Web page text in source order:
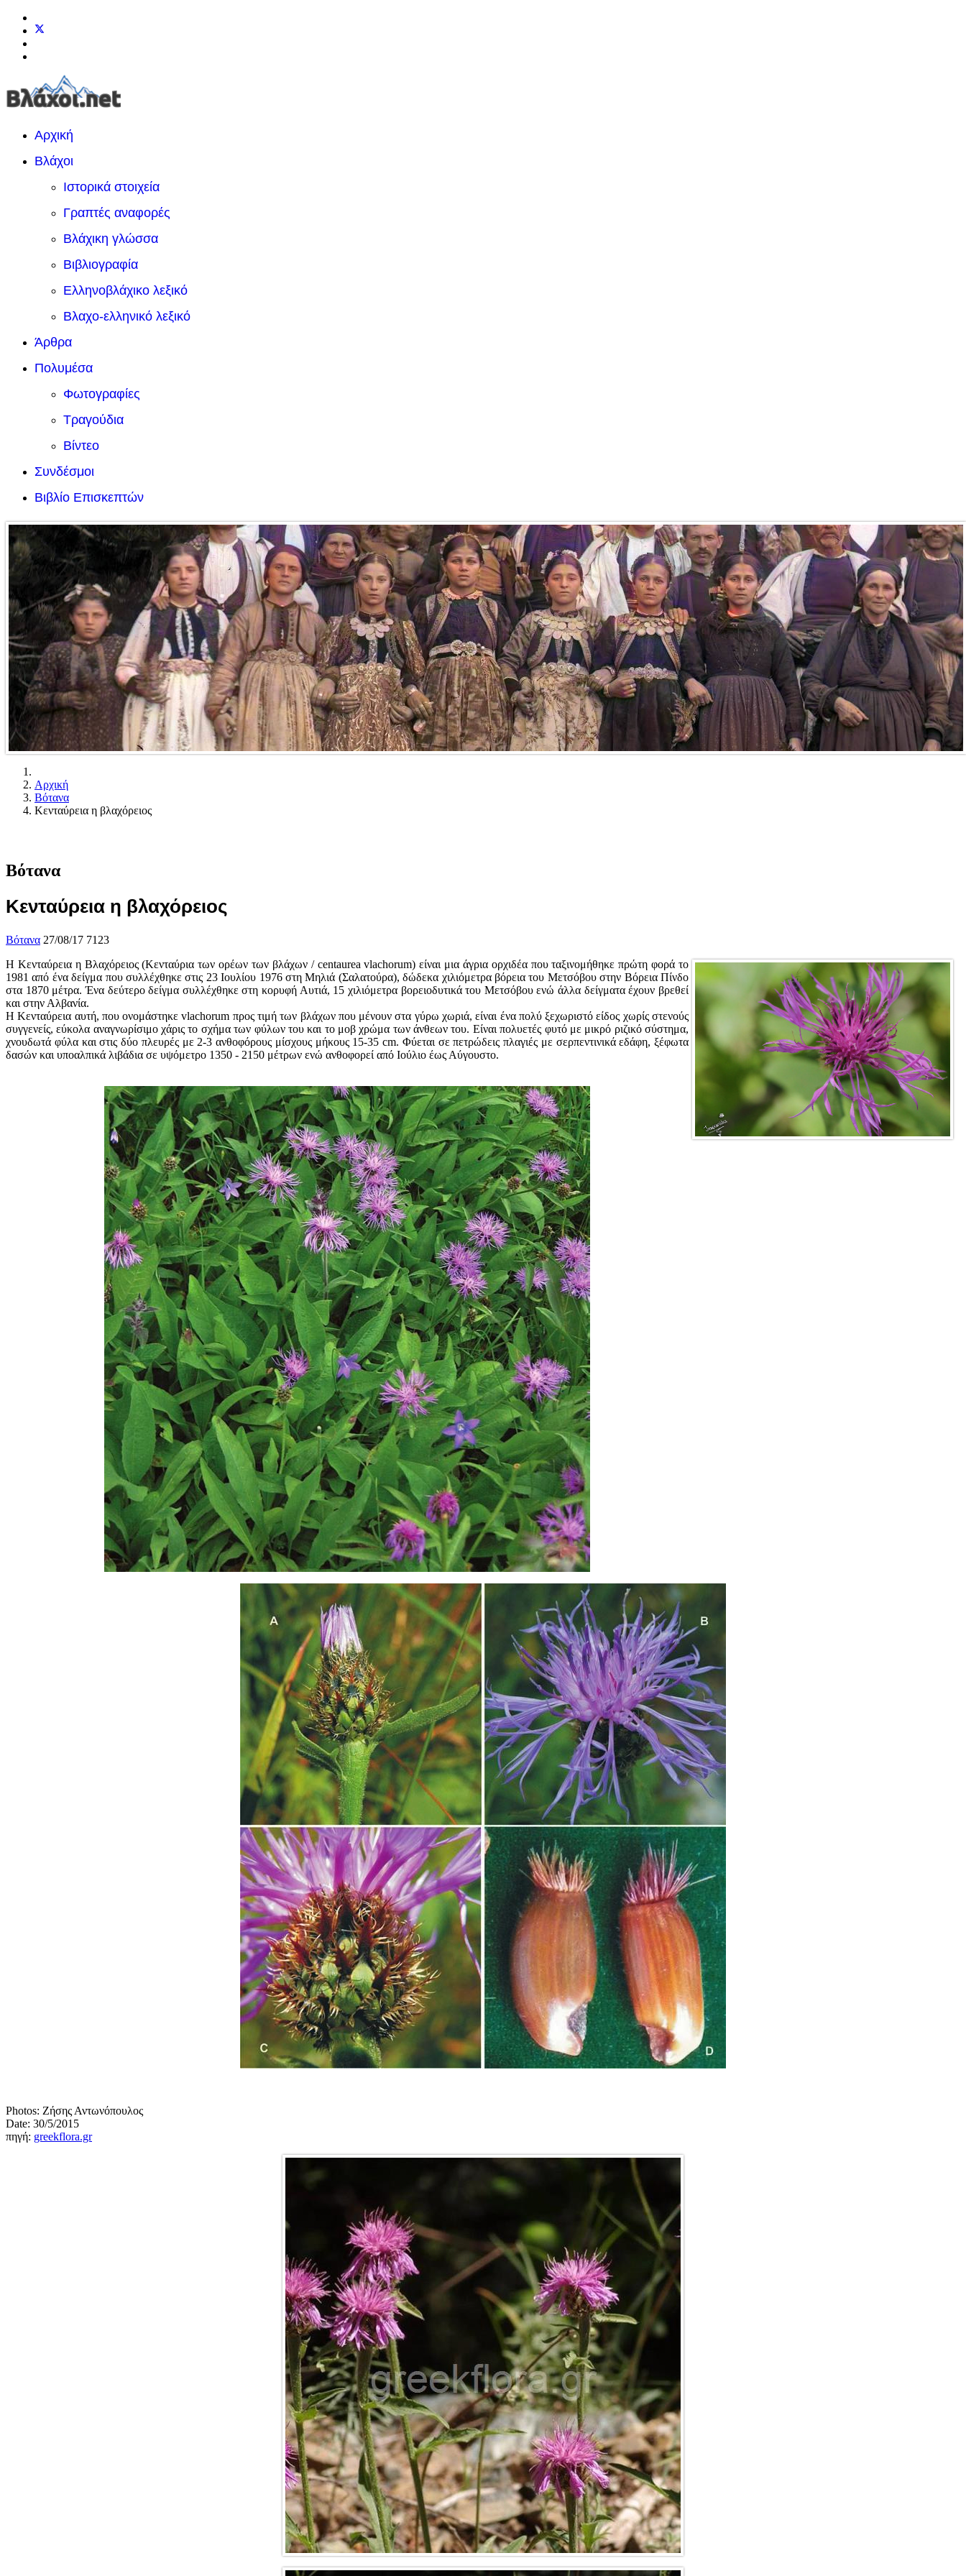
Αρχική
Βλάχοι
Ιστορικά στοιχεία
Γραπτές αναφορές
Βλάχικη γλώσσα
Βιβλιογραφία
Ελληνοβλάχικο λεξικό
Βλαχο-ελληνικό λεξικό
Άρθρα
Πολυμέσα
Φωτογραφίες
Τραγούδια
Βίντεο
Συνδέσμοι
Βιβλίο Επισκεπτών
Αρχική
Βότανα
Κενταύρεια η βλαχόρειος
Βότανα
Κενταύρεια η βλαχόρειος
Βότανα 27/08/17 7123
Η Κενταύρεια η Βλαχόρειος (Κενταύρια των ορέων των βλάχων / centaurea vlachorum) είναι μια άγρια ορχιδέα που ταξινομήθηκε πρώτη φορά το
1981 από ένα δείγμα που συλλέχθηκε στις 23 Ιουλίου 1976 στη Μηλιά (Σαλατούρα), δώδεκα χιλιόμετρα βόρεια του Μετσόβου στην Βόρεια Πίνδο
στα 1870 μέτρα. Ένα δεύτερο δείγμα συλλέχθηκε στη κορυφή Αυτιά, 15 χιλιόμετρα βορειοδυτικά του Μετσόβου ενώ άλλα δείγματα έχουν βρεθεί
και στην Αλβανία.
Η Κενταύρεια αυτή, που ονομάστηκε vlachorum προς τιμή των βλάχων που μένουν στα γύρω χωριά, είναι ένα πολύ ξεχωριστό είδος χωρίς στενούς
συγγενείς, εύκολα αναγνωρίσιμο χάρις το σχήμα των φύλων του και το μοβ χρώμα των άνθεων του. Είναι πολυετές φυτό με μικρό ριζικό σύστημα,
χνουδωτά φύλα και στις δύο πλευρές με 2-3 ανθοφόρους μίσχους μήκους 15-35 cm. Φύεται σε πετρώδεις πλαγιές με σερπεντινικά εδάφη, ξέφωτα
δασών και υποαλπικά λιβάδια σε υψόμετρο 1350 - 2150 μέτρων ενώ ανθοφορεί από Ιούλιο έως Αύγουστο.
Photos: Ζήσης Αντωνόπουλος
Date: 30/5/2015
πηγή: greekflora.gr